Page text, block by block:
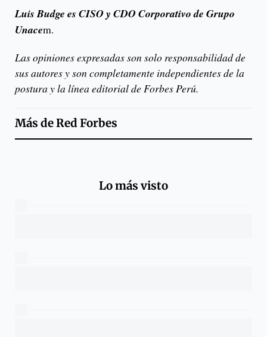
Luis Budge es CISO y CDO Corporativo de Grupo
Unacem.
Las opiniones expresadas son solo responsabilidad de
sus autores y son completamente independientes de la
postura y la línea editorial de Forbes Perú.
Más deRed Forbes
Lo más visto